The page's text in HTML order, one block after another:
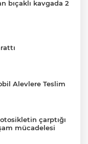
bıçaklı kavgada 2
Alevlere Teslim
çarptığı
mücadelesi